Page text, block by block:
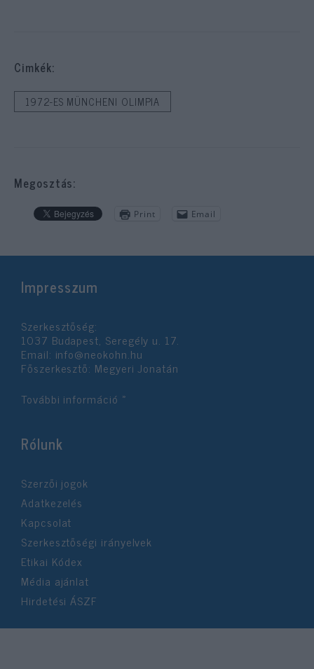
Cimkék:
1972-ES MÜNCHENI OLIMPIA
Megosztás:
Print Email
Impresszum
Szerkesztőség:
1037 Budapest, Seregély u. 17.
Email: info@neokohn.hu
Főszerkesztő: Megyeri Jonatán
További információ »
Rólunk
Szerzői jogok
Adatkezelés
Kapcsolat
Szerkesztőségi irányelvek
Etikai Kódex
Média ajánlat
Hirdetési ÁSZF